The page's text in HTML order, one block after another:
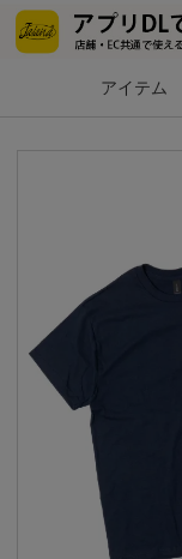
アイテム